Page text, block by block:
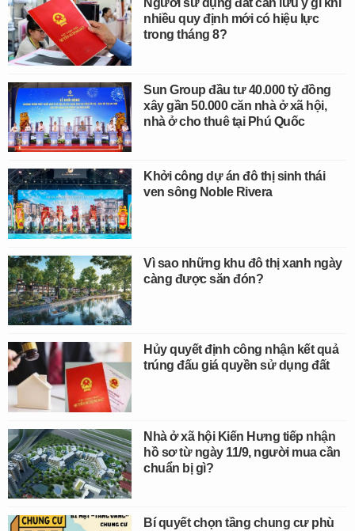
Người sử dụng đất cần lưu ý gì khi
nhiều quy định mới có hiệu lực
trong tháng 8?
Sun Group đầu tư 40.000 tỷ đồng
xây gần 50.000 căn nhà ở xã hội,
nhà ở cho thuê tại Phú Quốc
Khởi công dự án đô thị sinh thái
ven sông Noble Rivera
Vì sao những khu đô thị xanh ngày
càng được săn đón?
Hủy quyết định công nhận kết quả
trúng đấu giá quyền sử dụng đất
Nhà ở xã hội Kiến Hưng tiếp nhận
hồ sơ từ ngày 11/9, người mua cần
chuẩn bị gì?
Bí quyết chọn tầng chung cư phù